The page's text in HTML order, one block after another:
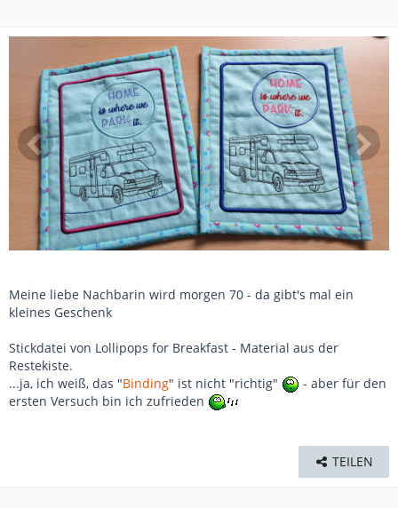
Meine liebe Nachbarin wird morgen 70 - da gibt's mal ein
kleines Geschenk
Stickdatei von Lollipops for Breakfast - Material aus der
Restekiste.
...ja, ich weiß, das "Binding" ist nicht "richtig"
- aber für den
ersten Versuch bin ich zufrieden
TEILEN